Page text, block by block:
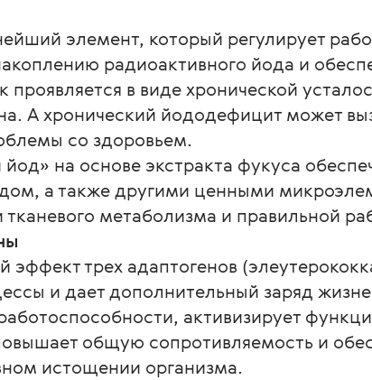
элемент, который регулирует
радиоактивного йода и
проявляется в виде хронической
А хронический йододефицит может
со здоровьем.
на основе экстракта фукуса
а также другими ценными
тканевого метаболизма и правильной
трех адаптогенов
и дает дополнительный заряд
активизирует
общую сопротивляемость и
истощении организма.